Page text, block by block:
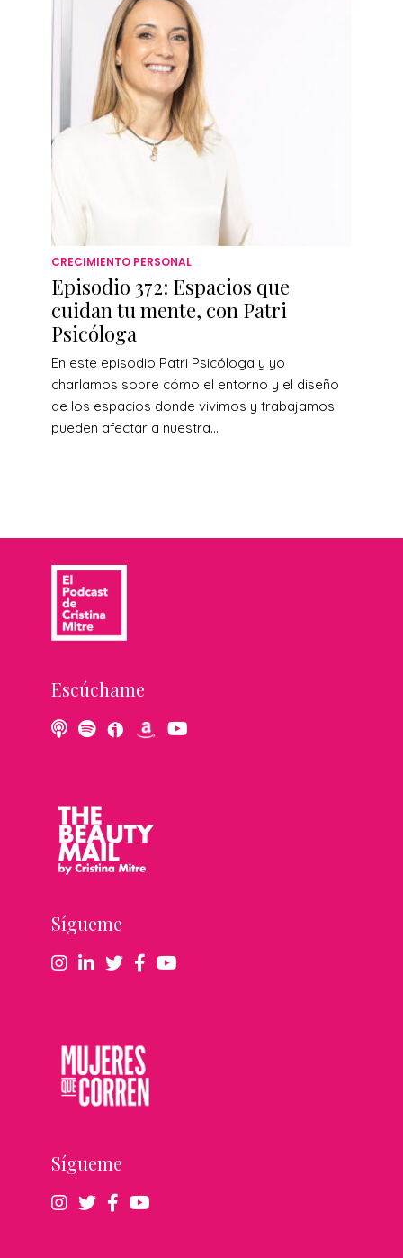
CRECIMIENTO PERSONAL
Episodio 372: Espacios que
cuidan tu mente, con Patri
Psicóloga
En este episodio Patri Psicóloga y yo
charlamos sobre cómo el entorno y el diseño
de los espacios donde vivimos y trabajamos
pueden afectar a nuestra...
Escúchame
Sígueme
Sígueme